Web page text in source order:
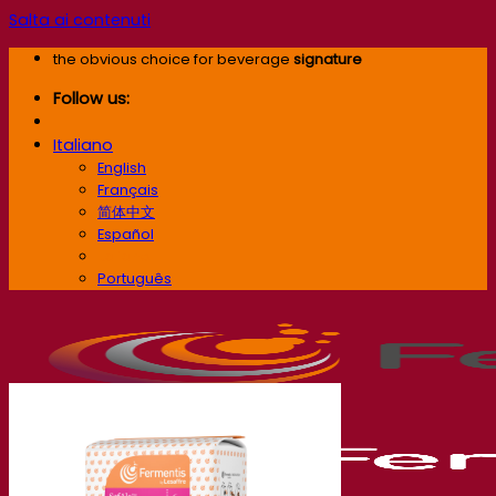
Salta ai contenuti
the obvious choice for beverage signature
Follow us:
Italiano
English
Français
简体中文
Español
Português